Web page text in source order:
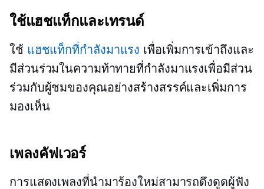
ใช้แฮชแท็กและเทรนด์
ใช้ แฮชแท็กที่กำลังมาแรง เพื่อเพิ่มการเข้าถึงและ
มีส่วนร่วมในความท้าทายที่กำลังมาแรงเพื่อมีส่วน
ร่วมกับผู้ชมของคุณอย่างสร้างสรรค์และเพิ่มการ
มองเห็น
เพลงคัฟเวอร์
การแสดงเพลงที่นำมาร้องใหม่สามารถดึงดูดผู้ฟัง